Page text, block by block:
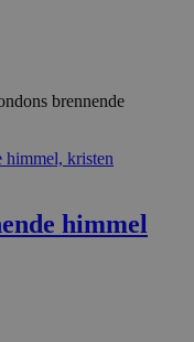
brennende
himmel